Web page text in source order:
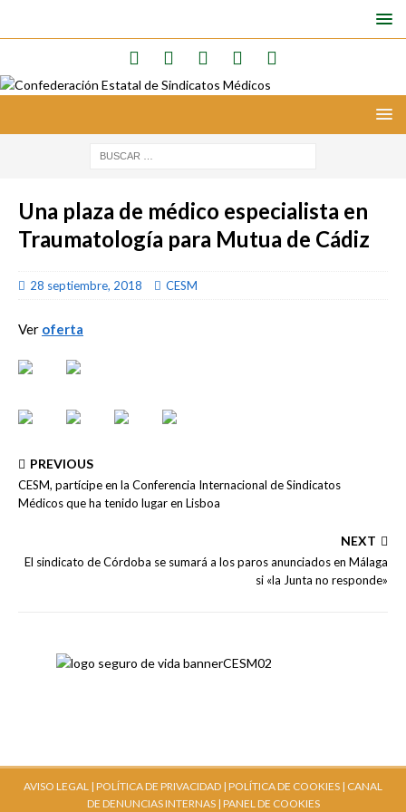
Una plaza de médico especialista en
Traumatología para Mutua de Cádiz
28 septiembre, 2018 CESM
Ver oferta
PREVIOUS
CESM, partícipe en la Conferencia Internacional de Sindicatos
Médicos que ha tenido lugar en Lisboa
NEXT
El sindicato de Córdoba se sumará a los paros anunciados en Málaga
si «la Junta no responde»
AVISO LEGAL | POLÍTICA DE PRIVACIDAD | POLÍTICA DE COOKIES | CANAL
DE DENUNCIAS INTERNAS| PANEL DE COOKIES